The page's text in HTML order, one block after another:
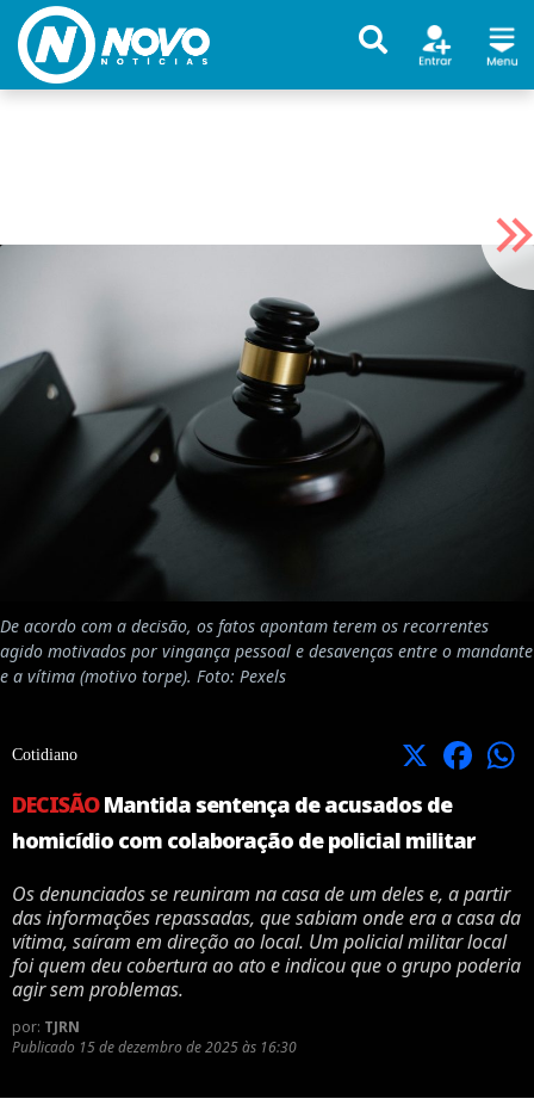
De acordo com a decisão, os fatos apontam terem os recorrentes
agido motivados por vingança pessoal e desavenças entre o mandante
e a vítima (motivo torpe). Foto: Pexels
Cotidiano X Facebook
DECISÃOMantida sentença de acusados de
homicídio com colaboração de policial militar
Os denunciados se reuniram na casa de um deles e, a partir
das informações repassadas, que sabiam onde era a casa da
vítima, saíram em direção ao local. Um policial militar local
foi quem deu cobertura ao ato e indicou que o grupo poderia
agir sem problemas.
por: TJRN
Publicado 15 de dezembro de 2025 às 16:30